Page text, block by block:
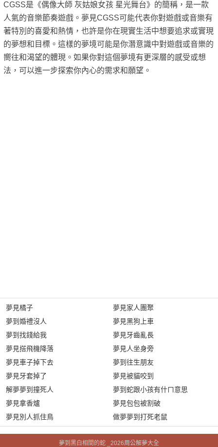
CGSS是《偶像大師 灰姑娘女孩 星光舞台》的簡稱，是一款
人氣的音樂節奏遊戲。夢見CGSS可能代表你對遊戲或音樂有
著特別的喜愛和熱情，也許是你在現實生活中想要追求或實現
的夢想和目標。這樣的夢境可能是你潛意識中對遊戲或音樂的
嚮往和渴望的體現。如果你對這個夢境有更深層的感受或想
法，可以進一步探索你內心的需求和願望。
夢見橘子
夢到婚禮沒人
夢到找錢給我
夢見搭飛機降落
夢見車子掉下去
夢見牙套掉了
解夢夢到撞死人
夢見拿香爐
夢見別人抓住鳥
夢見家人團聚
夢見黑狗上車
夢見牙齒亂長
夢見人坐身旁
夢到往生朋友
夢見被貓咬到
夢到蛇跟小孩有什ㄇ意思
夢見包包被割破
做夢夢到打死老鼠
夢到黑白相間的蛇 _2026周公解夢大全